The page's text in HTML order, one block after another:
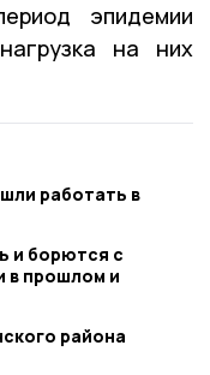
эпидемии
на них
работать в
и борются с
в прошлом и
района